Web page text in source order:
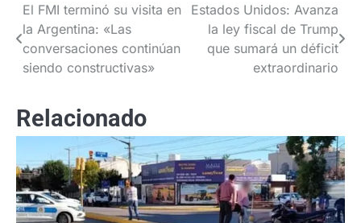
Navegación
de
entradas
El FMI terminó su visita en
la Argentina: «Las
conversaciones continúan
siendo constructivas»
Estados Unidos: Avanza
la ley fiscal de Trump
que sumará un déficit
extraordinario
Relacionado